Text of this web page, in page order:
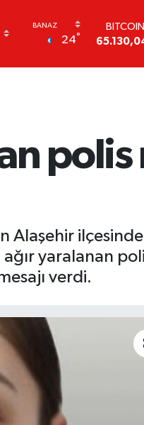
24°
DOLAR
47,7106
13.773
Alaşehir
ağır yaralanan
verdi.